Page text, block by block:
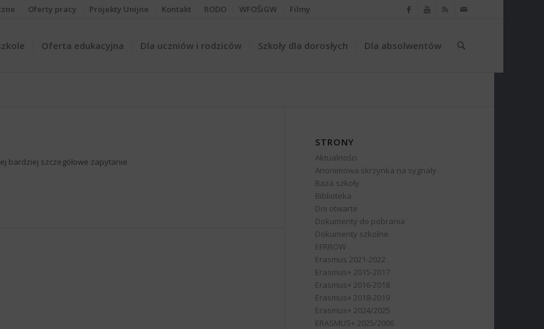
Oferty pracy Projekty Unijne Kontakt RODO WFOŚiGW Filmy
Oferta edukacyjna Dla uczniów i rodziców Szkoły dla dorosłych Dla absolwentów
bardziej szczegółowe zapytanie
STRONY
Aktualności
Anonimowa skrzynka na sygnały
Baza szkoły
Biblioteka
Dni otwarte
Dokumenty do pobrania
Dokumenty szkolne
EFRROW
Erasmus 2021-2022
Erasmus+ 2015-2017
Erasmus+ 2016-2018
Erasmus+ 2018-2019
Erasmus+ 2024/2025
ERASMUS+ 2025/2006